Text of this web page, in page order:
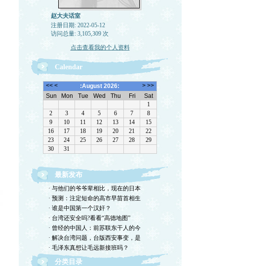
赵大夫话室
注册日期: 2022-05-12
访问总量: 3,105,309 次
点击查看我的个人资料
Calendar
最新发布
· 与他们的爷爷辈相比，现在的日本
· 预测：注定短命的高市早苗首相生
· 谁是中国第一个汉奸？
· 台湾还安全吗?看看“高德地图”
· 曾经的中国人：前苏联东干人的今
· 解决台湾问题，台版西安事变，是
· 毛泽东真想让毛远新接班吗？
分类目录